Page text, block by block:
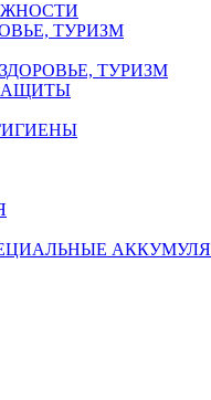
ТУРИЗМ
ТУРИЗМ